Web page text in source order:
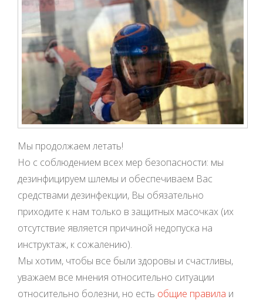
Мы продолжаем летать!
Но с соблюдением всех мер безопасности: мы
дезинфицируем шлемы и обеспечиваем Вас
средствами дезинфекции, Вы обязательно
приходите к нам только в защитных масочках (их
отсутствие является причиной недопуска на
инструктаж, к сожалению).
Мы хотим, чтобы все были здоровы и счастливы,
уважаем все мнения относительно ситуации
относительно болезни, но есть общие правила и